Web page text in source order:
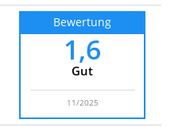
Bewertung
1,6
Gut
11/2025